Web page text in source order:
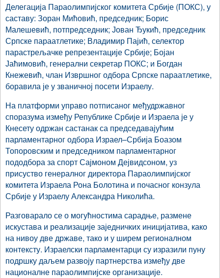
Делегација Параолимпијског комитета Србије (ПОКС), у
саставу: Зоран Мићовић, председник; Борис
Малешевић, потпредседник; Јован Ђукић, председник
Српске параатлетике; Владимир Пајић, селектор
парастрељачке репрезентације Србије; Бојан
Јаћимовић, генерални секретар ПОКС; и Богдан
Кнежевић, члан Извршног одбора Српске параатлетике,
боравила је у званичној посети Израелу.
На платформи управо потписаног међудржавног
споразума између Републике Србије и Израела је у
Кнесету одржан састанак са председавајућим
парламентарног одбора Израел–Србија Боазом
Топоровским и председником парламентарног
пододбора за спорт Сајмоном Дејвидсоном, уз
присуство генералног директора Параолимпијског
комитета Израела Рона Болотина и почасног конзула
Србије у Израелу Александра Николића.
Разговарало се о могућностима сарадње, размене
искустава и реализације заједничких иницијатива, како
на нивоу две државе, тако и у ширем регионалном
контексту. Израелски парламентарци су изразили пуну
подршку даљем развоју партнерства између две
националне параолимпијске организације.